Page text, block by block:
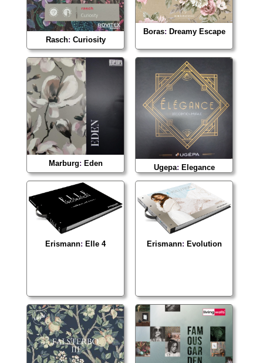
Rasch: Curiosity
Boras: Dreamy Escape
Marburg: Eden Ugepa: Elegance
Erismann: Elle 4 Erismann: Evolution